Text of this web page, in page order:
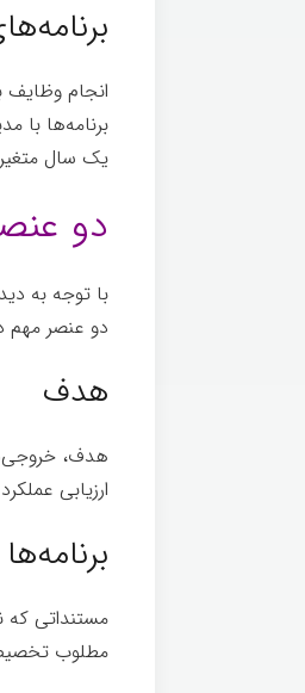
انجام
برنامه‌ها با
یک سال
دو
با توجه به
دو عنصر مهم
هدف
هدف،
ارزیابی
برنامه­‌ها
مستنداتی که
مطلوب تخصیص